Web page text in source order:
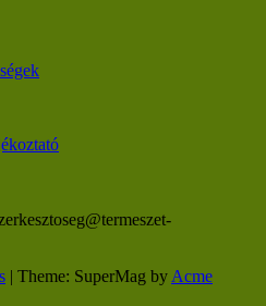
| Theme: SuperMag byAcme